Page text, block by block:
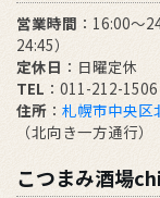
営業時間 ：16:00～
24:45）
定休日 ：日曜定休
TEL ：011-212-1506
住所 ： 札幌市中央区
（北向き一方通行）
こつまみ酒場